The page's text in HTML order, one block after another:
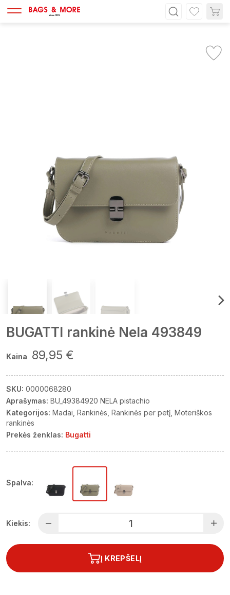
BUGATTI rankinė Nela 493849
Kaina 89,95 €
SKU: 0000068280
Aprašymas: BU_49384920 NELA pistachio
Kategorijos: Madai Rankinės Rankinės per petį Moteriškos
rankinės
Prekės ženklas: Bugatti
Spalva:
Kiekis:
Į KREPŠELĮ